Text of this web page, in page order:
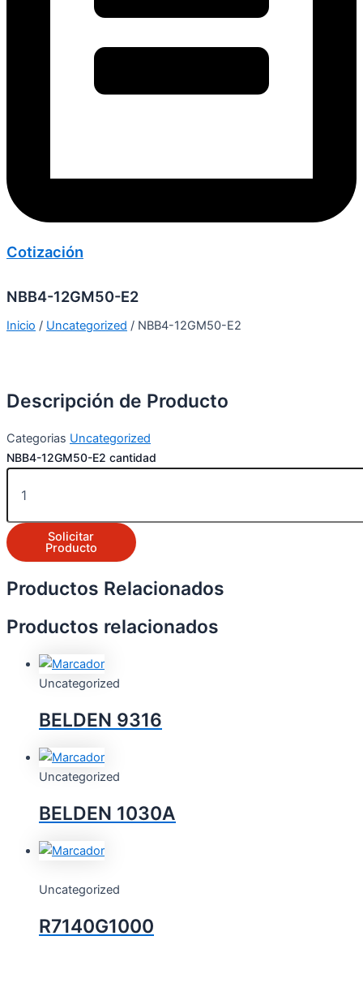
Cotización
NBB4-12GM50-E2
Inicio / Uncategorized / NBB4-12GM50-E2
Descripción de Producto
Categorias Uncategorized
NBB4-12GM50-E2 cantidad
Solicitar
Producto
Productos Relacionados
Productos relacionados
Uncategorized
BELDEN 9316
Uncategorized
BELDEN 1030A
Uncategorized
R7140G1000